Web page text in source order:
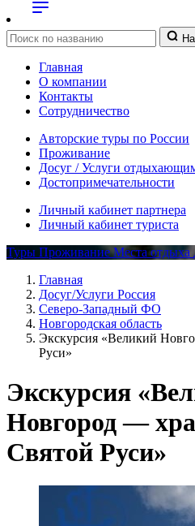
Главная
О компании
Контакты
Сотрудничество
Авторские туры по России
Проживание
Досуг / Услуги
Достопримечательности
Личный кабинет партнера
Личный кабинет туриста
Туры ПроживаниеМеста отдыха
Главная
Досуг/Услуги Россия
Северо-Западный ФО
Новгородская область
Экскурсия «Великий
Руси»
Экскурсия
Новгород —
Святой Руси»